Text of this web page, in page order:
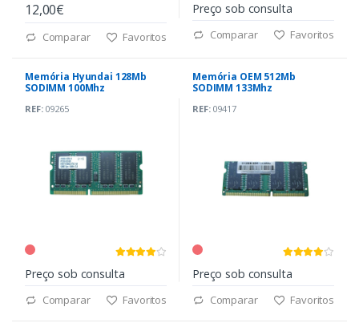
12,00€
Comparar Favoritos
Preço sob consulta
Comparar Favoritos
Memória Hyundai 128Mb
SODIMM 100Mhz
REF:09265
Preço sob consulta
Comparar Favoritos
Memória OEM 512Mb
SODIMM 133Mhz
REF:09417
Preço sob consulta
Comparar Favoritos